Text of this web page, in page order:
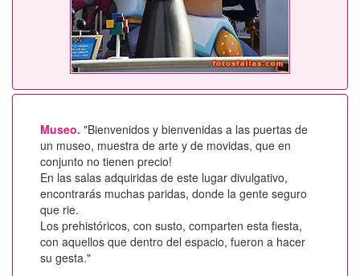
Museo. "Bienvenidos y bienvenidas a las puertas de
un museo, muestra de arte y de movidas, que en
conjunto no tienen precio!
En las salas adquiridas de este lugar divulgativo,
encontrarás muchas paridas, donde la gente seguro
que rie.
Los prehistóricos, con susto, comparten esta fiesta,
con aquellos que dentro del espacio, fueron a hacer
su gesta."